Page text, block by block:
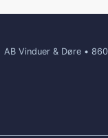
AB Vinduer & Døre •